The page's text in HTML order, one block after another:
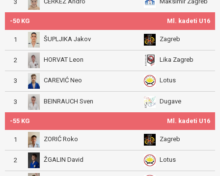
3
-50 KG Ml. kadeti U16
1 ŠUPLJIKA Jakov Zagreb
2 HORVAT Leon Lika Zagreb
3 CAREVIĆ Neo Lotus
3 BEINRAUCH Sven Dugave
-55 KG Ml. kadeti U16
1 ZORIĆ Roko Zagreb
2 ŽGALIN David Lotus